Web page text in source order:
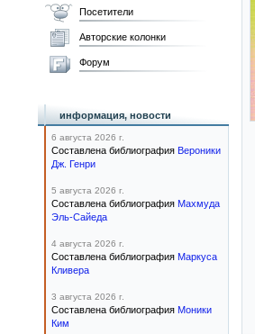
Посетители
Авторские колонки
Форум
информация, новости
6 августа 2026 г.
Составлена библиография Вероники
Дж. Генри
5 августа 2026 г.
Составлена библиография Махмуда
Эль-Сайеда
4 августа 2026 г.
Составлена библиография Маркуса
Кливера
3 августа 2026 г.
Составлена библиография Моники
Ким